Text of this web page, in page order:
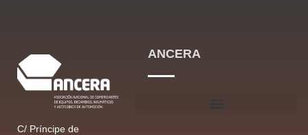
C/ Príncipe de
ANCERA